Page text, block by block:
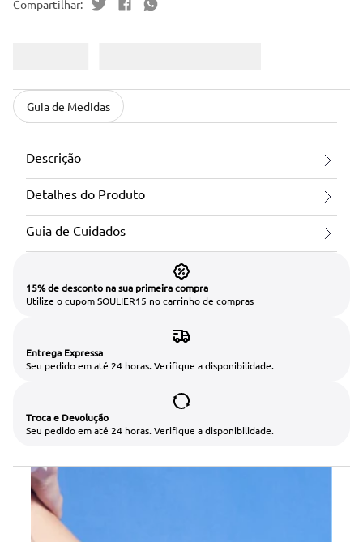
Guia de Medidas
Descrição
Detalhes do Produto
Guia de Cuidados
15% de desconto na sua primeira compra
Utilize o cupom SOULIER15 no carrinho de compras
Entrega Expressa
Seu pedido em até 24 horas. Verifique a disponibilidade.
Troca e Devolução
Seu pedido em até 24 horas. Verifique a disponibilidade.